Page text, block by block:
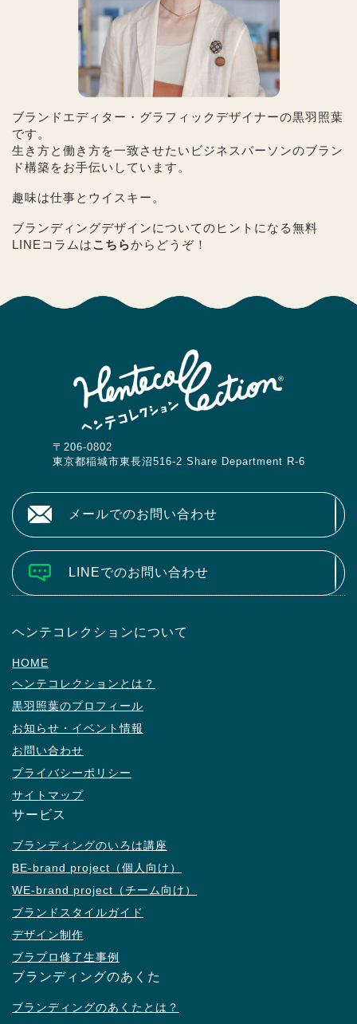
ブランドエディター・グラフィックデザイナーの黒羽照葉
です。
生き方と働き方を一致させたいビジネスパーソンのブラン
ド構築をお手伝いしています。
趣味は仕事とウイスキー。
ブランディングデザインについてのヒントになる無料
LINEコラムはこちらからどうぞ！
〒206-0802
東京都稲城市東長沼516-2 Share Department R-6
メールでのお問い合わせ
LINEでのお問い合わせ
ヘンテコレクションについて
HOME
ヘンテコレクションとは？
黒羽照葉のプロフィール
お知らせ・イベント情報
お問い合わせ
プライバシーポリシー
サイトマップ
サービス
ブランディングのいろは講座
BE-brand project（個人向け）
WE-brand project（チーム向け）
ブランドスタイルガイド
デザイン制作
ブラプロ修了生事例
ブランディングのあくた
ブランディングのあくたとは？